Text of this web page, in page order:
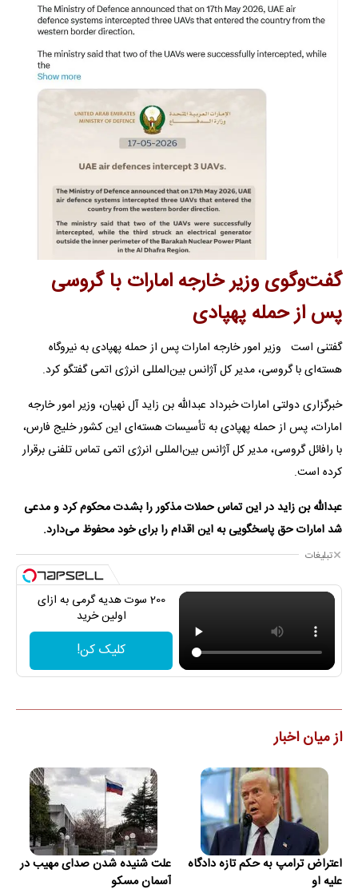
گفت‌وگوی وزیر خارجه امارات با گروسی
پس از حمله پهپادی
گفتنی است وزیر امور خارجه امارات پس از حمله پهپادی به نیروگاه
هسته‌ای با گروسی، مدیر کل آژانس بین‌المللی انرژی اتمی گفتگو کرد.
خبرگزاری دولتی امارات خبرداد عبدالله بن زاید آل نهیان، وزیر امور خارجه
امارات، پس از حمله پهپادی به تأسیسات هسته‌ای این کشور خلیج فارس،
با رافائل گروسی، مدیر کل آژانس بین‌المللی انرژی اتمی تماس تلفنی برقرار
کرده است.
عبدالله بن زاید در این تماس حملات مذکور را بشدت محکوم کرد و مدعی
شد امارات حق پاسخگویی به این اقدام را برای خود محفوظ می‌دارد.
تبلیغات
200 سوت هدیه گرمی به ازای
اولین خرید
کلیک کن!
از میان اخبار
اعتراض ترامپ به حکم تازه دادگاه
علیه او
علت شنیده شدن صدای مهیب در
آسمان مسکو